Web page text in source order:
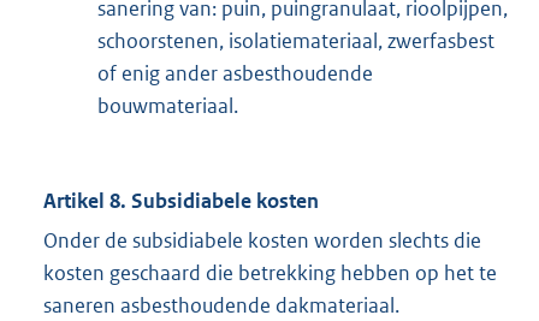
sanering van: puin, puingranulaat, rioolpijpen,
schoorstenen, isolatiemateriaal, zwerfasbest
of enig ander asbesthoudende
bouwmateriaal.
Artikel 8. Subsidiabele kosten
Onder de subsidiabele kosten worden slechts die
kosten geschaard die betrekking hebben op het te
saneren asbesthoudende dakmateriaal.